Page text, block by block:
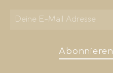
Abonnieren